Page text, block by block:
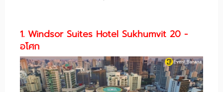
1. Windsor Suites Hotel Sukhumvit 20 -
อโศก